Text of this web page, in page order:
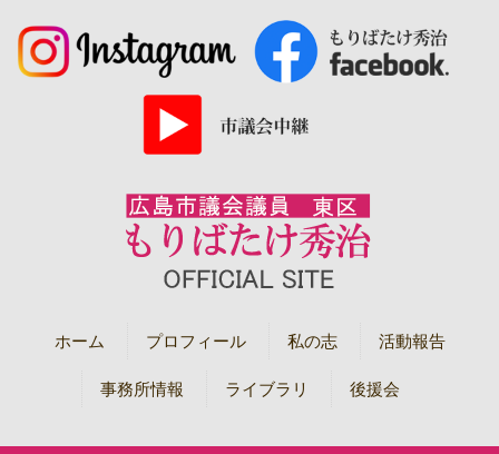
ホーム プロフィール 私の志 活動報告
事務所情報 ライブラリ 後援会